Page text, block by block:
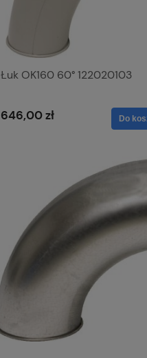
Łuk OK160 60° 122020103
646,00 zł Do